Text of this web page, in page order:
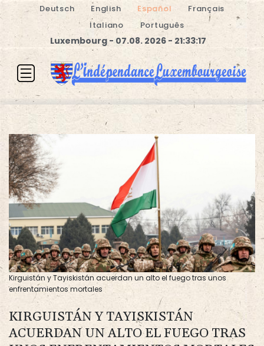
Deutsch English Español
Français
Italiano
Português
Luxembourg - 07.08. 2026 - 21:33:17
Kirguistán y Tayiskistán acuerdan un alto el fuego tras unos
enfrentamientos mortales
KIRGUISTÁN Y TAYISKISTÁN
ACUERDAN UN ALTO EL FUEGO TRAS